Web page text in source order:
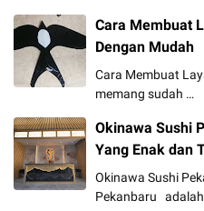
Cara Membuat
Dengan Mudah
Cara Membuat
memang sudah …
Okinawa Sushi
Yang Enak dan
Okinawa Sushi
Pekanbaru